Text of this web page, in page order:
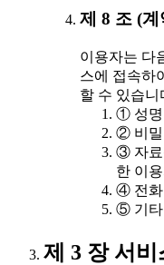
제 8 조 (
이용자는 다
스에 접속하
할 수 있습니
① 성명
② 비밀
③ 자료
한 이
④ 전화
⑤ 기타
제 3 장 서